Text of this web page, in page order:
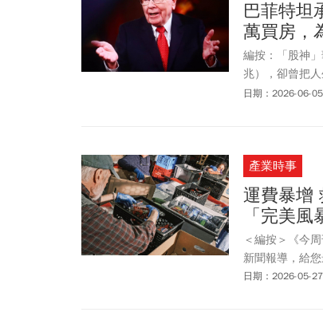
「這就是上次
穿下去破底將
巴菲特坦
萬買房，
編按：「股神
兆），卻曾把
的蠢事」。在
日期：2026-06-05
產業時事
運費暴增
「完美
＜編按＞《今
新聞報導，給
日期：2026-05-27